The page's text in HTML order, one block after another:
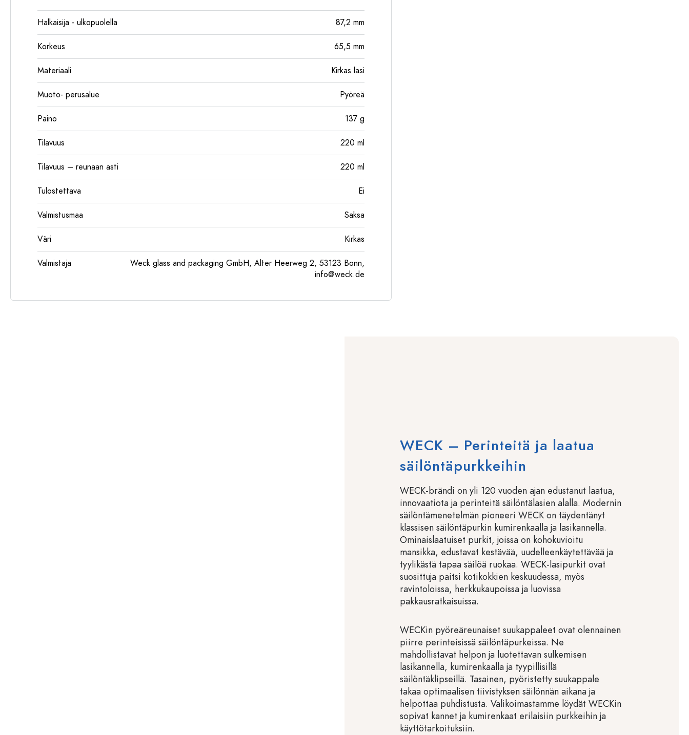
Halkaisija - ulkopuolella 87,2 mm
Korkeus 65,5 mm
Materiaali Kirkas lasi
Muoto- perusalue Pyöreä
Paino 137 g
Tilavuus 220 ml
Tilavuus – reunaan asti 220 ml
Tulostettava Ei
Valmistusmaa Saksa
Väri Kirkas
Valmistaja
Weck glass and packaging GmbH, Alter Heerweg 2, 53123 Bonn,
info@weck.de
WECK – Perinteitä ja laatua
säilöntäpurkkeihin
WECK-brändi on yli 120 vuoden ajan edustanut laatua,
innovaatiota ja perinteitä säilöntälasien alalla. Modernin
säilöntämenetelmän pioneeri WECK on täydentänyt
klassisen säilöntäpurkin kumirenkaalla ja lasikannella.
Ominaislaatuiset purkit, joissa on kohokuvioitu
mansikka, edustavat kestävää, uudelleenkäytettävää ja
tyylikästä tapaa säilöä ruokaa. WECK-lasipurkit ovat
suosittuja paitsi kotikokkien keskuudessa, myös
ravintoloissa, herkkukaupoissa ja luovissa
pakkausratkaisuissa.
WECKin pyöreäreunaiset suukappaleet ovat olennainen
piirre perinteisissä säilöntäpurkeissa. Ne
mahdollistavat helpon ja luotettavan sulkemisen
lasikannella, kumirenkaalla ja tyypillisillä
säilöntäklipseillä. Tasainen, pyöristetty suukappale
takaa optimaalisen tiivistyksen säilönnän aikana ja
helpottaa puhdistusta. Valikoimastamme löydät WECKin
sopivat kannet ja kumirenkaat erilaisiin purkkeihin ja
käyttötarkoituksiin.